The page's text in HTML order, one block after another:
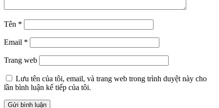
Tên *
Email *
Trang web
Lưu tên của tôi, email, và trang web trong trình duyệt này cho
lần bình luận kế tiếp của tôi.